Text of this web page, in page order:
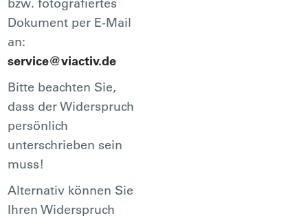
Dokument per E-Mail
an:
service@viactiv.de
Bitte beachten Sie,
dass der Widerspruch
persönlich
unterschrieben sein
muss!
Alternativ können Sie
Ihren Widerspruch